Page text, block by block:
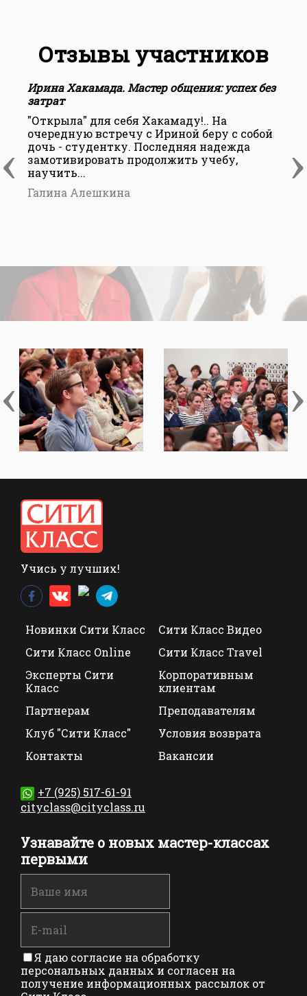
Отзывы участников
‹ ›
Ирина Хакамада. Мастер общения: успех без
затрат
"Открыла" для себя Хакамаду!.. На
очередную встречу с Ириной беру с собой
дочь - студентку. Последняя надежда
замотивировать продолжить учебу,
научить...
Галина Алешкина
‹ ›
Учись у лучших!
Новинки Сити Класс
Сити Класс Видео
Сити Класс Online
Сити Класс Travel
Эксперты Сити
Класс
Корпоративным
клиентам
Партнерам
Преподавателям
Клуб "Сити Класс"
Условия возврата
Контакты
Вакансии
+7 (925) 517-61-91
cityclass@cityclass.ru
Узнавайте о новых мастер-классах
первыми
Я даю согласие на обработку
персональных данных и согласен на
получение информационных рассылок от